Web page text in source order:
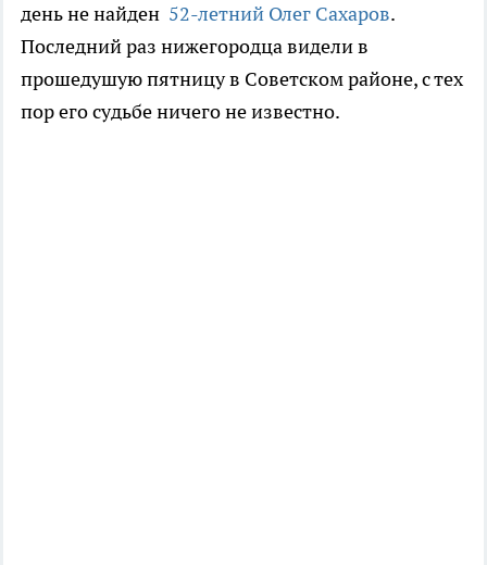
день не найден 52-летний Олег Сахаров.
Последний раз нижегородца видели в
прошедушую пятницу в Советском районе, с тех
пор его судьбе ничего не известно.